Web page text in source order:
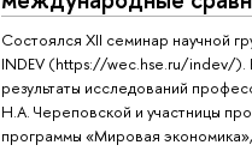
Состоялся XII семинар научной
INDEV (https://wec.hse.ru/indev/).
результаты исследований
Н.А. Череповской и участницы
программы «Мировая